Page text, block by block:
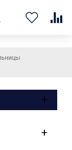
9:00 - 21:00 ПН-ВС
Бренды
+
+